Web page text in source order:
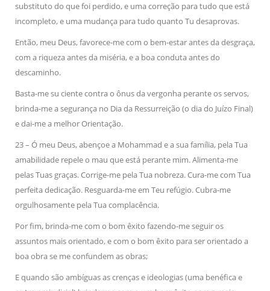
substituto do que foi perdido, e uma correção para tudo que está
incompleto, e uma mudança para tudo quanto Tu desaprovas.
Então, meu Deus, favorece-me com o bem-estar antes da desgraça,
com a riqueza antes da miséria, e a boa conduta antes do
descaminho.
Basta-me su ciente contra o ônus da vergonha perante os servos,
brinda-me a segurança no Dia da Ressurreição (o dia do Juízo Final)
e dai-me a melhor Orientação.
23 – Ó meu Deus, abençoe a Mohammad e a sua família, pela Tua
amabilidade repele o mau que está perante mim. Alimenta-me
pelas Tuas graças. Corrige-me pela Tua nobreza. Cura-me com Tua
perfeita dedicação. Resguarda-me em Teu refúgio. Cubra-me
orgulhosamente pela Tua complacência.
Por fim, brinda-me com o bom êxito fazendo-me seguir os
assuntos mais orientado, e com o bom êxito para ser orientado a
boa obra se me confundem as obras;
E quando são ambíguas as crenças e ideologias (uma benéfica e